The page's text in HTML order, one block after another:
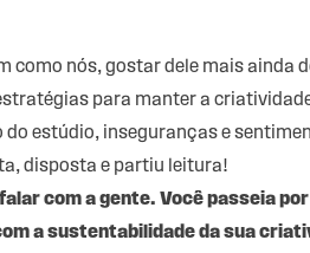
como nós, gostar dele mais ainda
para manter a
estúdio, inseguranças e
disposta e partiu leitura!
com a gente. Você passeia
a sustentabilidade da sua